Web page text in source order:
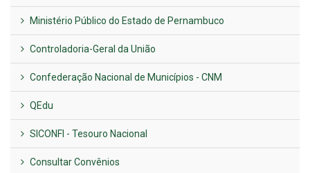
Ministério Público do Estado de Pernambuco
Controladoria-Geral da União
Confederação Nacional de Municípios - CNM
QEdu
SICONFI - Tesouro Nacional
Consultar Convênios